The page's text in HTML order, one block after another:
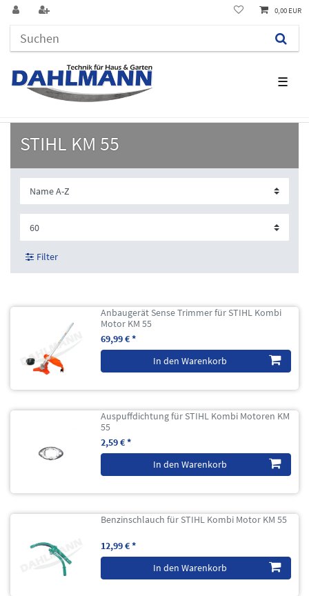
☰
0,00 EUR
STIHL KM 55
Filter
Anbaugerät Sense Trimmer für STIHL Kombi
Motor KM 55
69,99 € *
In den Warenkorb
Auspuffdichtung für STIHL Kombi Motoren KM
55
2,59 € *
In den Warenkorb
Benzinschlauch für STIHL Kombi Motor KM 55
12,99 € *
In den Warenkorb